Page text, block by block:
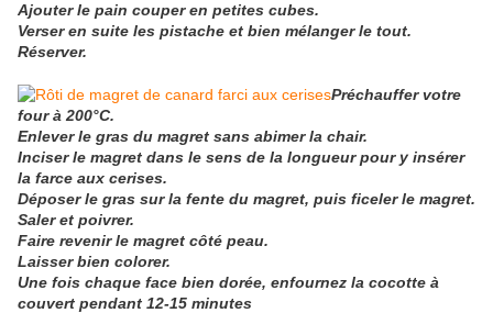
Ajouter le pain couper en petites cubes.
Verser en suite les pistache et bien mélanger le tout.
Réserver.
Préchauffer votre
four à 200°C.
Enlever le gras du magret sans abimer la chair.
Inciser le magret dans le sens de la longueur pour y insérer
la farce aux cerises.
Déposer le gras sur la fente du magret, puis ficeler le magret.
Saler et poivrer.
Faire revenir le magret côté peau.
Laisser bien colorer.
Une fois chaque face bien dorée, enfournez la cocotte à
couvert pendant 12-15 minutes